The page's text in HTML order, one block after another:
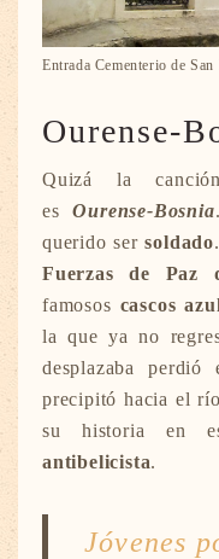
Entrada Cementerio de San
Ourense-
Quizá la
es Ourense-Bosnia
querido sersoldado
Fuerzas de Paz
famosos cascos
la que ya no
desplazaba
precipitó hacia el
su historia en
antibelicista.
Jóvenes